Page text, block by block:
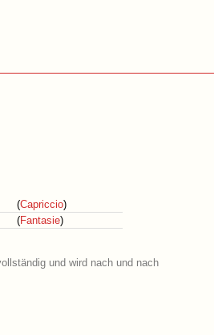
(Capriccio)
(Fantasie)
und wird nach und nach